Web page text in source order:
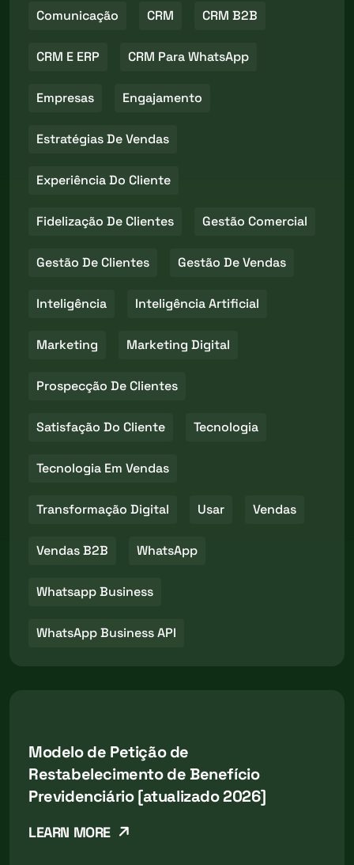
Comunicação CRM CRM B2B
CRM E ERP CRM Para WhatsApp
Empresas Engajamento
Estratégias De Vendas
Experiência Do Cliente
Fidelização De Clientes Gestão Comercial
Gestão De Clientes Gestão De Vendas
Inteligência Inteligência Artificial
Marketing Marketing Digital
Prospecção De Clientes
Satisfação Do Cliente Tecnologia
Tecnologia Em Vendas
Transformação Digital Usar Vendas
Vendas B2B WhatsApp
Whatsapp Business
WhatsApp Business API
Modelo de Petição de
Restabelecimento de Benefício
Previdenciário [atualizado 2026]
LEARN MORE